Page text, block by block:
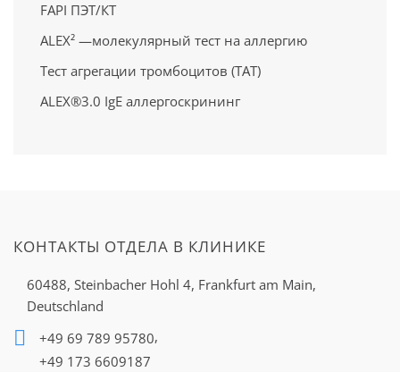
FAPI ПЭТ/КT
ALEX² —молекулярный тест на аллергию
Тест агрегации тромбоцитов (ТАТ)
ALEX®3.0 IgE аллергоскрининг
КОНТАКТЫ ОТДЕЛА В КЛИНИКЕ
60488, Steinbacher Hohl 4, Frankfurt am Main,
Deutschland
+49 69 789 95780,
+49 173 6609187